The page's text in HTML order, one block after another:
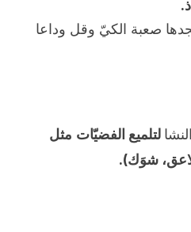
صعبة الكيّ وقل وداعا
لتلميع الفضيّات مثل
شوَك).